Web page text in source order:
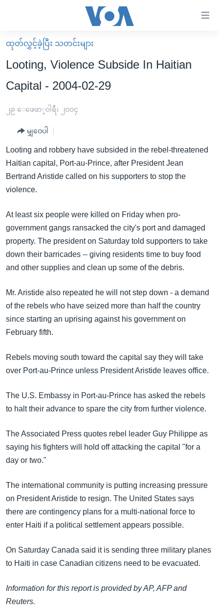
လွယ်ကူ
စေ
သည့်
များ
ကြည့်
ရှာဖွေ
ရန်
သို့
ကျော်
မူလစာမျက်နှာ
မြန်မာ
ကမ္ဘာ့သတင်းများ
ရပ်ဝန်းတခု လမ်းတခု အလွန်
အမေရိကန်သုံးအီဒီယံ
မကြေးမုံရဲ့ အင်္ဂလိပ်စာ
ရုပ်ရှင်ထဲက အင်္ဂလိပ်စာ
သုတပဒေသာ အင်္ဂလိပ်စာ
အပတ်စဉ်ကဏ္ဍများ
ရေဒီယို
တီဗွီ
ရေဒီယိုနှင့်ရုပ်သံ အချက်အလက်များ
ရေဒီယို/တီဗွီအစီအစဉ်
Learning English
ဗွီအိုအေ လူမှုကွန်ယက်များ
ဘာသာစကားများ
ထုတ်လွှင့်ခဲ့ပြီး သတင်းများ
Looting, Violence Subside In Haitian
Capital - 2004-02-29
၂၉ ေဖေဖာ္၀ါရီ၊ ၂၀၀၄
မျှဝေပါ
Looting and robbery have subsided in the rebel-threatened
Haitian capital, Port-au-Prince, after President Jean
Bertrand Aristide called on his supporters to stop the
violence.
At least six people were killed on Friday when pro-
government gangs ransacked the city's port and damaged
property. The president on Saturday told supporters to take
down their barricades -- giving residents time to buy food
and other supplies and clean up some of the debris.
Mr. Aristide also repeated he will not step down - a demand
of the rebels who have seized more than half the country
since starting an uprising against his government on
February fifth.
Rebels moving south toward the capital say they will take
over Port-au-Prince unless President Aristide leaves office.
The U.S. Embassy in Port-au-Prince has asked the rebels
to halt their advance to spare the city from further violence.
The Associated Press quotes rebel leader Guy Philippe as
saying his fighters will hold off attacking the capital "for a
day or two."
The international community is putting increasing pressure
on President Aristide to resign. The United States says
there are contingency plans for a multi-national force to
enter Haiti if a political settlement appears possible.
On Saturday Canada said it is sending three military planes
to Haiti in case Canadian citizens need to be evacuated.
Information for this report is provided by AP, AFP and
Reuters.